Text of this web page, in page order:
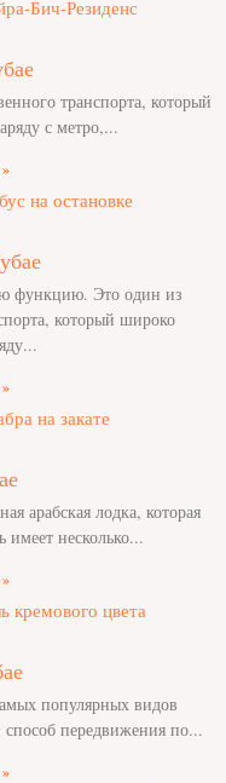
транспорта, который
с метро,
функцию. Это один из
который широко
арабская лодка, которая
имеет несколько
популярных видов
передвижения по